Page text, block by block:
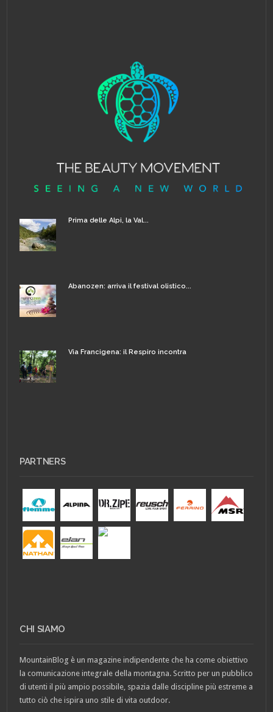
Prima delle Alpi, la Val...
Abanozen: arriva il festival olistico...
Via Francigena: il Respiro incontra
PARTNERS
CHI SIAMO
MountainBlog è un magazine indipendente che ha come obiettivo
la comunicazione integrale della montagna. Scritto per un pubblico
di utenti il più ampio possibile, spazia dalle discipline più estreme a
tutto ciò che ispira uno stile di vita outdoor.